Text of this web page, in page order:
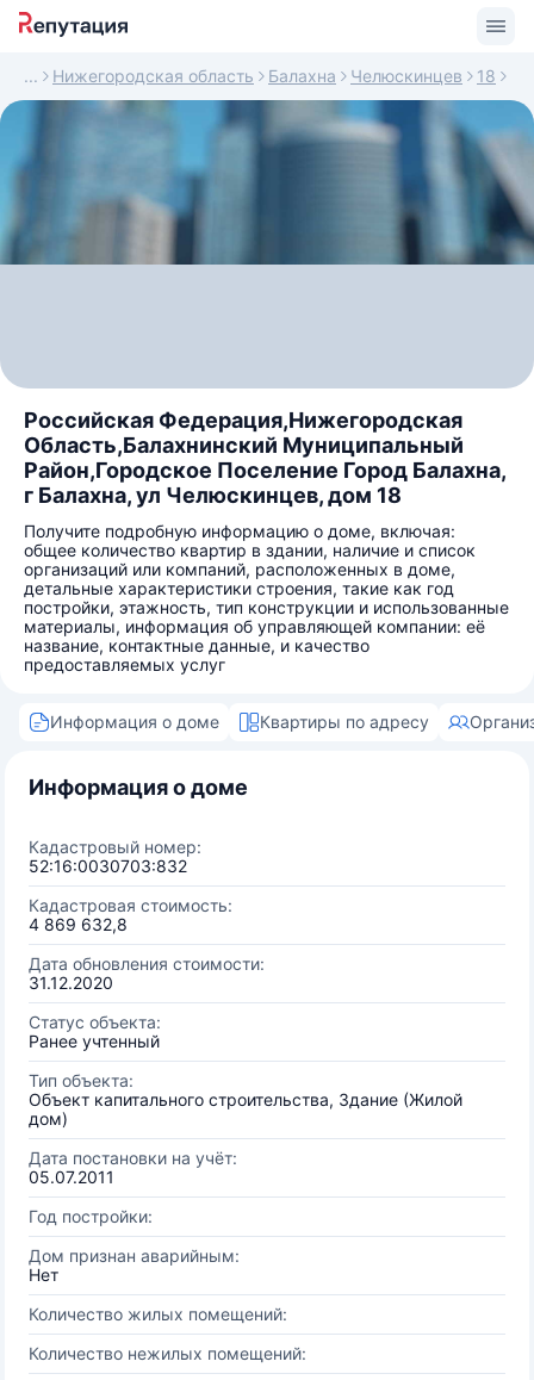
Нижегородская область Балахна Челюскинцев 18
Российская Федерация,Нижегородская
Область,Балахнинский Муниципальный
Район,Городское Поселение Город Балахна,
г Балахна, ул Челюскинцев, дом 18
Получите подробную информацию о доме, включая:
общее количество квартир в здании, наличие и список
организаций или компаний, расположенных в доме,
детальные характеристики строения, такие как год
постройки, этажность, тип конструкции и использованные
материалы, информация об управляющей компании: её
название, контактные данные, и качество
предоставляемых услуг
Информация о доме Квартиры по адресу
Информация о доме
Кадастровый номер:
52:16:0030703:832
Кадастровая стоимость:
4 869 632,8
Дата обновления стоимости:
31.12.2020
Статус объекта:
Ранее учтенный
Тип объекта:
Объект капитального строительства, Здание (Жилой
дом)
Дата постановки на учёт:
05.07.2011
Год постройки:
Дом признан аварийным:
Нет
Количество жилых помещений:
Количество нежилых помещений: